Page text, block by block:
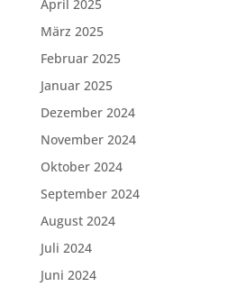
April 2025
März 2025
Februar 2025
Januar 2025
Dezember 2024
November 2024
Oktober 2024
September 2024
August 2024
Juli 2024
Juni 2024